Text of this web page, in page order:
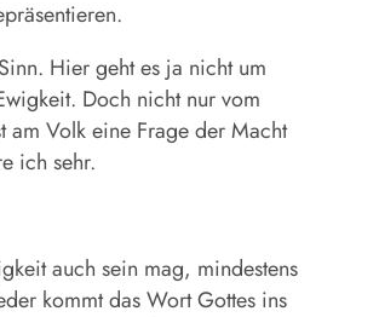
Hier geht es ja nicht um
Doch nicht nur vom
am Volk eine Frage der Macht
ich sehr.
auch sein mag, mindestens
kommt das Wort Gottes ins